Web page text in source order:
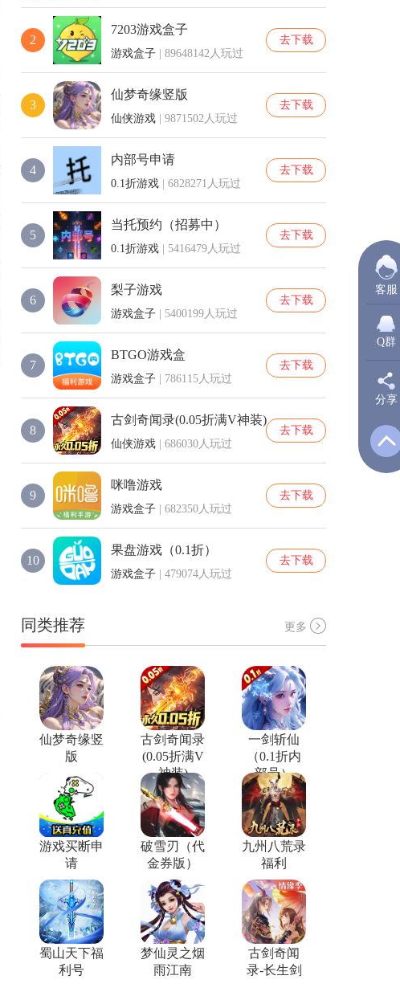
2
7203游戏盒子
游戏盒子 | 89648142人玩过
去下载
3
仙梦奇缘竖版
仙侠游戏 | 9871502人玩过
去下载
4
内部号申请
0.1折游戏 | 6828271人玩过
去下载
5
当托预约（招募中）
0.1折游戏 | 5416479人玩过
去下载
6
梨子游戏
游戏盒子 | 5400199人玩过
去下载
7
BTGO游戏盒
游戏盒子 | 786115人玩过
去下载
8
古剑奇闻录(0.05折满V神装)
仙侠游戏 | 686030人玩过
去下载
9
咪噜游戏
游戏盒子 | 682350人玩过
去下载
10
果盘游戏（0.1折）
游戏盒子 | 479074人玩过
去下载
同类推荐 更多
仙梦奇缘竖
版
古剑奇闻录
(0.05折满V
神装)
一剑斩仙
（0.1折内
部号）
游戏买断申
请
破雪刃（代
金券版）
九州八荒录
福利
蜀山天下福
利号
梦仙灵之烟
雨江南
古剑奇闻
录-长生剑
客服
Q群
分享